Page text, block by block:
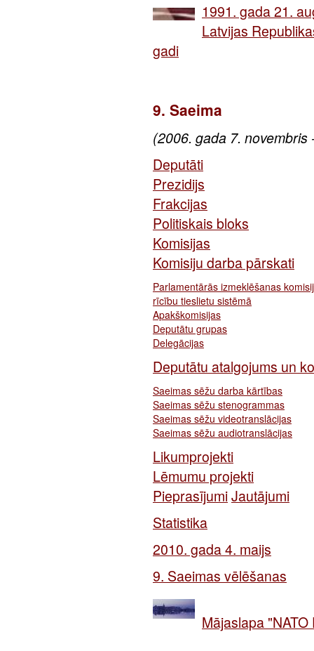
1991. gada 21.
Latvijas
gadi
9. Saeima
(2006. gada 7.
Deputāti
Prezidijs
Frakcijas
Politiskais bloks
Komisijas
Komisiju darba pārskati
Parlamentārās izmeklēšanas
rīcību tieslietu sistēmā
Apakškomisijas
Deputātu grupas
Delegācijas
Deputātu atalgojums un
Saeimas sēžu darba kārtības
Saeimas sēžu stenogrammas
Saeimas sēžu videotranslācijas
Saeimas sēžu audiotranslācijas
Likumprojekti
Lēmumu projekti
PieprasījumiJautājumi
Statistika
2010. gada 4. maijs
9. Saeimas vēlēšanas
Mājaslapa